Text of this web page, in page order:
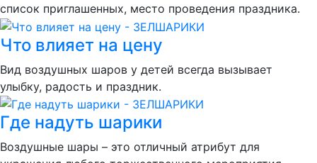
список приглашенных, место проведения праздника.
Что влияет на цену
Вид воздушных шаров у детей всегда вызывает
улыбку, радость и праздник.
Где надуть шарики
Воздушные шары – это отличный атрибут для